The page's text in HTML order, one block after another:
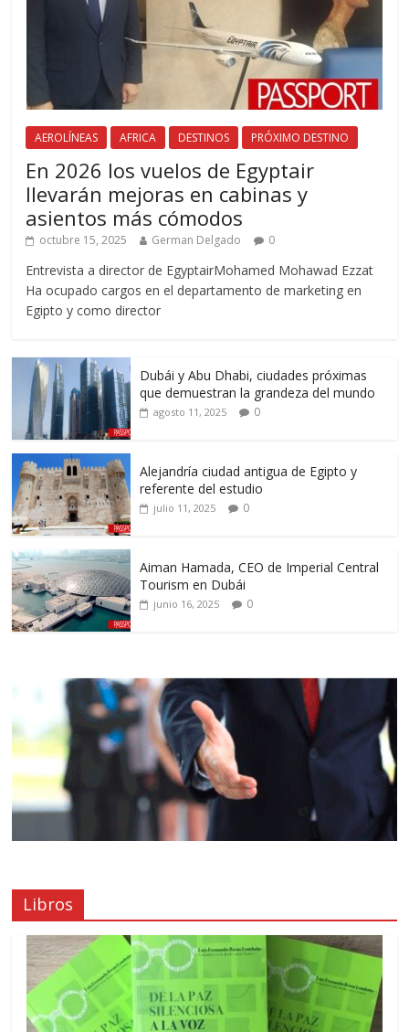
AEROLÍNEAS AFRICA DESTINOS PRÓXIMO DESTINO
En 2026 los vuelos de Egyptair
llevarán mejoras en cabinas y
asientos más cómodos
octubre 15, 2025 German Delgado 0
Entrevista a director de EgyptairMohamed Mohawad Ezzat
Ha ocupado cargos en el departamento de marketing en
Egipto y como director
Dubái y Abu Dhabi, ciudades próximas
que demuestran la grandeza del mundo
agosto 11, 2025 0
Alejandría ciudad antigua de Egipto y
referente del estudio
julio 11, 2025 0
Aiman Hamada, CEO de Imperial Central
Tourism en Dubái
junio 16, 2025 0
Libros